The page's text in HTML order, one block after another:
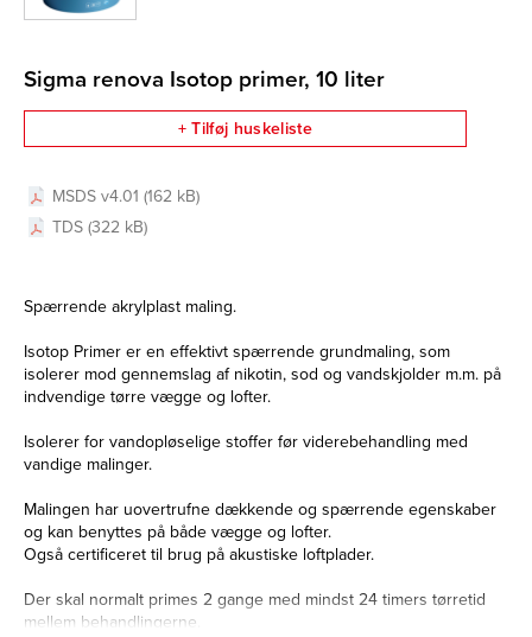
Sigma renova Isotop primer, 10 liter
+ Tilføj huskeliste
MSDS v4.01 (162 kB)
TDS (322 kB)
Spærrende akrylplast maling.
Isotop Primer er en effektivt spærrende grundmaling, som
isolerer mod gennemslag af nikotin, sod og vandskjolder m.m. på
indvendige tørre vægge og lofter.
Isolerer for vandopløselige stoffer før viderebehandling med
vandige malinger.
Malingen har uovertrufne dækkende og spærrende egenskaber
og kan benyttes på både vægge og lofter.
Også certificeret til brug på akustiske loftplader.
Der skal normalt primes 2 gange med mindst 24 timers tørretid
mellem behandlingerne.